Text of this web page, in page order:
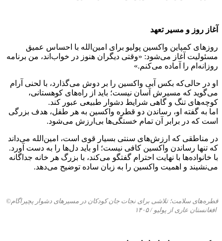
آغاز روز و مسیر تعهد
روزهای کمپاین واکسین پولیو برای امین‌الله با احساس عمیق
مسئولیت آغاز می‌شود: «وقتی دیگران هنوز در خواب‌اند، من برنامه
روزانه‌ام را آماده می‌کنم.»
او در حالی‌که بکس آبی واکسین را بر دوش می‌گذارد، با لحنی آرام
می‌گوید که مسیرش آسان نیست؛ باید از راه‌های کوهستانی،
کوچه‌های تنگ و گاهی شرایط دشوار طبیعی عبور کند.
اما به گفته او، رساندن دو قطره واکسین به هر طفل، هدف بزرگی
است که در برابر آن تمام خستگی‌ها بی‌ارزش می‌شود.
در مناطقی که ارزش‌های سنتی بسیار قوی است، امین‌الله می‌داند
که تنها رساندن واکسین کافی نیست؛ او باید دل‌ها را به دست آورد.
با خانواده‌ها با نهایت احترام گفتگو می‌کند، با بزرگ هر خانه جداگانه
می‌نشیند و اهمیت واکسین را به زبان ساده توضیح می‌دهد.
قطره‌های سلامت؛ تلاشی برای نجات جان کودکان در مسیرهای دشوار پچیراگام©
افغانستان عاری از پولیو /۱۴۰۵